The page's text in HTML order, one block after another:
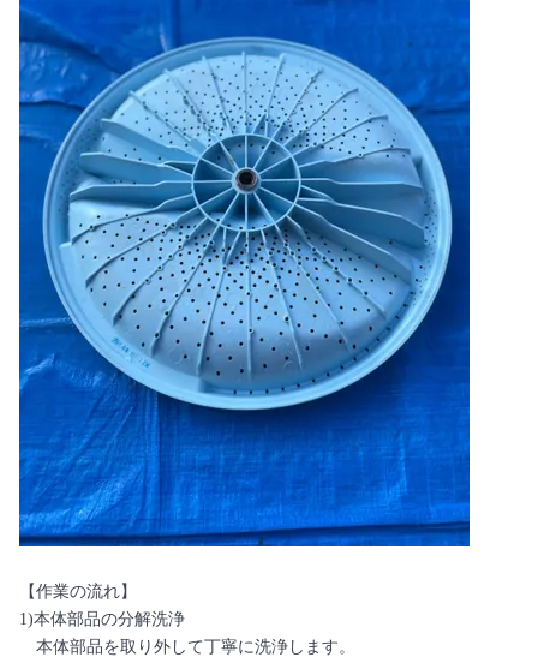
【作業の流れ】
1)本体部品の分解洗浄
本体部品を取り外して丁寧に洗浄します。